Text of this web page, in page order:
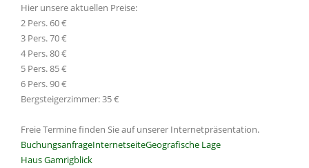
Hier unsere aktuellen Preise:
2 Pers. 60 €
3 Pers. 70 €
4 Pers. 80 €
5 Pers. 85 €
6 Pers. 90 €
Bergsteigerzimmer: 35 €
Freie Termine finden Sie auf unserer Internetpräsentation.
BuchungsanfrageInternetseiteGeografische Lage
Haus Gamrigblick